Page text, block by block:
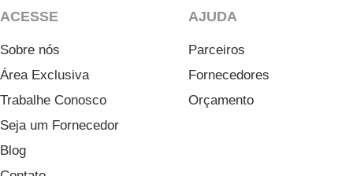
ACESSE
Sobre nós
Área Exclusiva
Trabalhe Conosco
Seja um Fornecedor
Blog
AJUDA
Parceiros
Fornecedores
Orçamento